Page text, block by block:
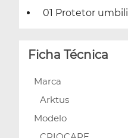
01 Protetor
Ficha Técnica
Marca
Arktus
Modelo